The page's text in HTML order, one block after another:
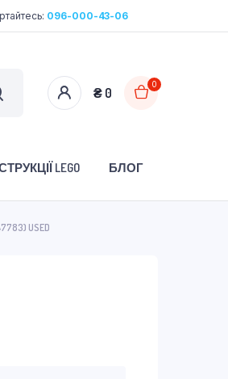
096-000-43-06
₴ 0
0
LEGO БЛОГ
USED